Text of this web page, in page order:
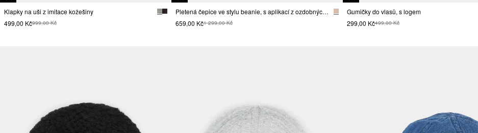
Klapky na uši z imitace kožešiny
499,00 Kč999,00 Kč
Pletená čepice ve stylu beanie, s aplikací z ozdobných kamínků
659,00 Kč1 299,00 Kč
Gumičky do vlasů, s logem
299,00 Kč499,00 Kč